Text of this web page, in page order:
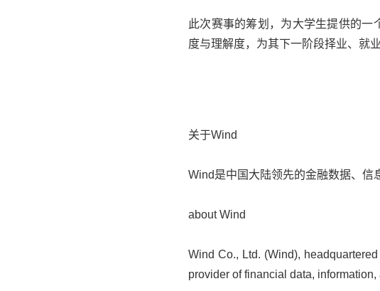
此次赛事的筹划，为大学生提供的
度与理解度，为其下一阶段择业、就
关于Wind
Wind是中国大陆领先的金融数据、信
about Wind
Wind Co., Ltd. (Wind),
provider of financial data, information,